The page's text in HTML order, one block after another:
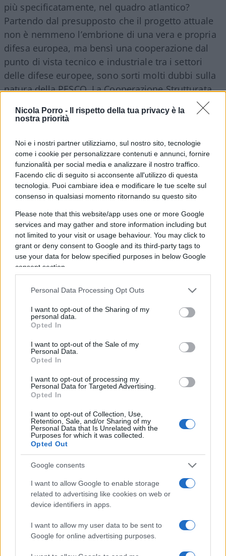
Nicola Porro -
Il rispetto della tua privacy è la
nostra priorità
Noi e i nostri partner utilizziamo, sul nostro sito, tecnologie
come i cookie per personalizzare contenuti e annunci, fornire
funzionalità per social media e analizzare il nostro traffico.
Facendo clic di seguito si acconsente all'utilizzo di questa
tecnologia. Puoi cambiare idea e modificare le tue scelte sul
consenso in qualsiasi momento ritornando su questo sito
Please note that this website/app uses one or more Google
services and may gather and store information including but
not limited to your visit or usage behaviour. You may click to
grant or deny consent to Google and its third-party tags to
use your data for below specified purposes in below Google
consent section.
Personal Data Processing Opt Outs
I want to opt-out of the Sharing of my
personal data.
Opted In
I want to opt-out of the Sale of my
Personal Data.
Opted In
I want to opt-out of processing my
Personal Data for Targeted Advertising.
Opted In
I want to opt-out of Collection, Use,
Retention, Sale, and/or Sharing of my
Personal Data that Is Unrelated with the
Purposes for which it was collected.
Opted Out
Google consents
I want to allow Google to enable storage
related to advertising like cookies on web or
device identifiers in apps.
I want to allow my user data to be sent to
Google for online advertising purposes.
più specificatamente, nel quadro atlantico?
Partendo dal presupposto che il progetto attuale
non è nemmeno l’embrione di una vera e propria
difesa europea, ma bensì una cooperazione dal
punto di vista tecnico e industriale tra i settori
delle difese europee, sono sorti molti dubbi sulla
natura della PESCO. La Cooperazione Strutturata
Permanente è stata costruita con l’aiuto della
NATO, attraverso la strategia globale di difesa
e attraverso l’accordo tra NATO e Unione europea
firmato l’8 luglio 2016 al Vertice di Varsavia.
L’operatività del Patto Atlantico e l’operatività
europea venivano quindi ben distinte. Con la
PESCO, inoltre, si puntava alla riorganizzazione
delle economie europee per un rinnovato impulso
ai settori della difesa, anche in vista dell’obiettivo
NATO del 2 per cento di spesa rispetto al PIL.
durante l’ultima Conferenza di Monaco sulla
sicurezza, sia rappresentanti degli Stati Uniti che il
segretario generale della NATO, Jens Stoltenberg,
PESCO. Il messaggio è chiaro: la Cooperazione
Strutturata è cosa buona e giusta, ma solo se
complementare al Patto Atlantico. La PESCO non
può e non deve rappresentare un’alternativa alla
l’incapacità attuale dell’Europa di dotarsi di una
vera difesa unitaria, in grado di rappresentare una
seria struttura difensiva, dovrebbero già bastare
per evitare l’incomprensione. Basti pensare alle
della PESCO, che sarebbero focalizzate in aree
come l’Africa sub-sahariana (con tutti i dubbi del
ma sopratutto tramite missioni difficilmente
paragonabili a delle vere e proprie operazioni